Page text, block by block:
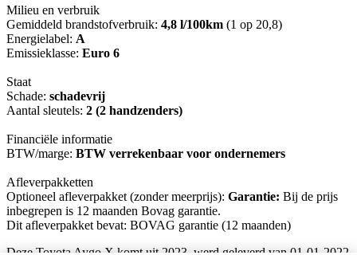
Milieu en verbruik
Gemiddeld brandstofverbruik: 4,8 l/100km (1 op 20,8)
Energielabel: A
Emissieklasse: Euro 6
Staat
Schade: schadevrij
Aantal sleutels: 2 (2 handzenders)
Financiële informatie
BTW/marge: BTW verrekenbaar voor ondernemers
Afleverpakketten
Optioneel afleverpakket (zonder meerprijs): Garantie: Bij de prijs
inbegrepen is 12 maanden Bovag garantie.
Dit afleverpakket bevat: BOVAG garantie (12 maanden)